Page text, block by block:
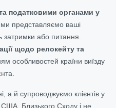
податковими органами у
представляємо ваші
затримки або питання.
щодо релокейту та
особливостей країни виїзду
а й супроводжуємо клієнтів у
Близького Сходу і не